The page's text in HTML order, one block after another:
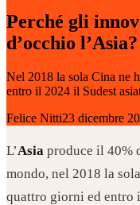
Perché gli
d’occhio l’Asia?
Nel 2018 la sola Cina ne
entro il 2024 il Sudest
Felice Nitti23 dicembre
L’Asia produce il 40%
mondo, nel 2018 la
quattro giorni ed entro